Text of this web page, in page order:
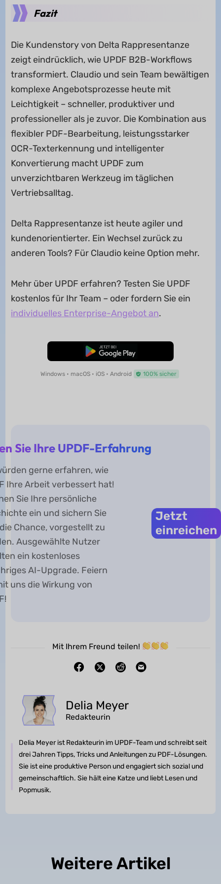
Fazit
Die Kundenstory von Delta Rappresentanze
zeigt eindrücklich, wie UPDF B2B-Workflows
transformiert. Claudio und sein Team bewältigen
komplexe Angebotsprozesse heute mit
Leichtigkeit – schneller, produktiver und
professioneller als je zuvor. Die Kombination aus
flexibler PDF-Bearbeitung, leistungsstarker
OCR-Texterkennung und intelligenter
Konvertierung macht UPDF zum
unverzichtbaren Werkzeug im täglichen
Vertriebsalltag.
Delta Rappresentanze ist heute agiler und
kundenorientierter. Ein Wechsel zurück zu
anderen Tools? Für Claudio keine Option mehr.
Mehr über UPDF erfahren? Testen Sie UPDF
kostenlos für Ihr Team – oder fordern Sie ein
individuelles Enterprise-Angebot an.
Kostenloser Download
Windows • macOS • iOS • Android 100% sicher
Sie Ihre UPDF-Erfahrung
gerne erfahren, wie
Ihre Arbeit verbessert hat!
Sie Ihre persönliche
ein und sichern Sie
Chance, vorgestellt zu
Ausgewählte Nutzer
ein kostenloses
AI-Upgrade. Feiern
uns die Wirkung von
Jetzt
einreichen
Mit Ihrem Freund teilen!
Delia Meyer
Redakteurin
Delia Meyer ist Redakteurin im UPDF-Team und schreibt seit
drei Jahren Tipps, Tricks und Anleitungen zu PDF-Lösungen.
Sie ist eine produktive Person und engagiert sich sozial und
gemeinschaftlich. Sie hält eine Katze und liebt Lesen und
Popmusik.
Weitere Artikel